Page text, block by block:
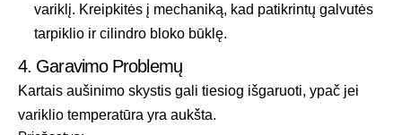
variklį. Kreipkitės į mechaniką, kad patikrintų galvutės
tarpiklio ir cilindro bloko būklę.
4. Garavimo Problemų
Kartais aušinimo skystis gali tiesiog išgaruoti, ypač jei
variklio temperatūra yra aukšta.